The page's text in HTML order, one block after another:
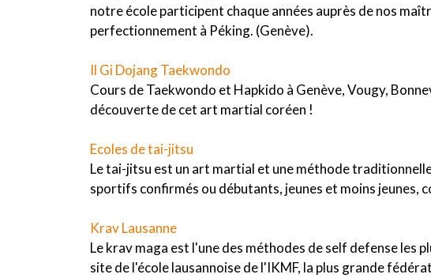
notre école participent chaque années auprès de nos
perfectionnement à Péking. (Genève).
Il Gi Dojang Taekwondo
Cours de Taekwondo et Hapkido à Genève, Vougy,
découverte de cet art martial coréen !
Ecoles de tai-jitsu
Le tai-jitsu est un art martial et une méthode
sportifs confirmés ou débutants, jeunes et moins jeunes,
Krav Lausanne
Le krav maga est l'une des méthodes de self defense les
site de l'école lausannoise de l'IKMF, la plus grande